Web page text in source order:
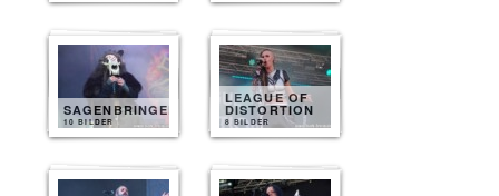
SAGENBRINGER
10 BILDER
LEAGUE OF
DISTORTION
8 BILDER